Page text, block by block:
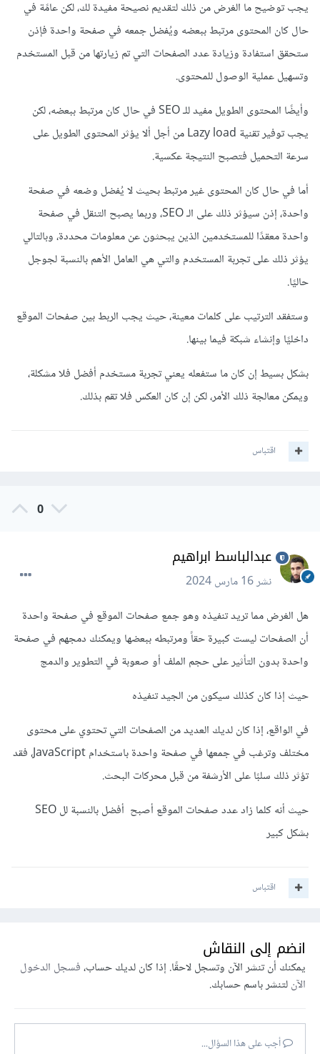
يجب توضيح ما الغرض من ذلك لتقديم نصيحة مفيدة لك، لكن عامًة في
حال كان المحتوى مرتبط ببعضه ويُفضل جمعه في صفحة واحدة فإذن
ستحقق استفادة وزيادة عدد الصفحات التي تم زيارتها من قبل المستخدم
وتسهيل عملية الوصول للمحتوى.
وأيضًا المحتوى الطويل مفيد للـ SEO في حال كان مرتبط ببعضه، لكن
يجب توفير تقنية Lazy load من أجل ألا يؤثر المحتوى الطويل على
سرعة التحميل فتصبح النتيجة عكسية.
أما في حال كان المحتوى غير مرتبط بحيث لا يُفضل وضعه في صفحة
واحدة، إذن سيؤثر ذلك على الـ SEO، وربما يصبح التنقل في صفحة
واحدة معقدًا للمستخدمين الذين يبحثون عن معلومات محددة، وبالتالي
يؤثر ذلك على تجربة المستخدم والتي هي العامل الأهم بالنسبة لجوجل
حاليًا.
وستفقد الترتيب على كلمات معينة، حيث يجب الربط بين صفحات الموقع
داخليًا وإنشاء شبكة فيما بينها.
بشكل بسيط إن كان ما ستفعله يعني تجربة مستخدم أفضل فلا مشكلة،
ويمكن معالجة ذلك الأمر، لكن إن كان العكس فلا تقم بذلك.
اقتباس
0
عبدالباسط ابراهيم
نشر16 مارس 2024
هل الغرض مما تريد تنفيذه وهو جمع صفحات الموقع في صفحة واحدة
أن الصفحات ليست كبيرة حقاً ومرتبطه ببعضها ويمكنك دمجهم في صفحة
واحدة بدون التأثير على حجم الملف أو صعوبة في التطوير والدمج
حيث إذا كان كذلك سيكون من الجيد تنفيذه
في الواقع، إذا كان لديك العديد من الصفحات التي تحتوي على محتوى
مختلف وترغب في جمعها في صفحة واحدة باستخدام JavaScript، فقد
تؤثر ذلك سلبًا على الأرشفة من قبل محركات البحث.
حيث أنه كلما زاد عدد صفحات الموقع أصبح أفضل بالنسبة لل SEO
بشكل كبير
اقتباس
انضم إلى النقاش
يمكنك أن تنشر الآن وتسجل لاحقًا. إذا كان لديك حساب،فسجل الدخول
الآنلتنشر باسم حسابك.
أجب على هذا السؤال...